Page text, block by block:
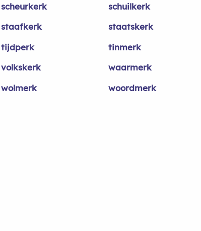
scheurkerk
schuilkerk
staafkerk
staatskerk
tijdperk
tinmerk
volkskerk
waarmerk
wolmerk woordmerk